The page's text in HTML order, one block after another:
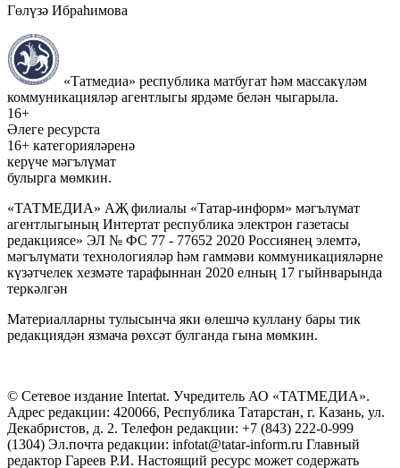
Гөлүзә Ибраһимова
«Татмедиа» республика матбугат һәм массакүләм
коммуникацияләр агентлыгы ярдәме белән чыгарыла.
16+
Әлеге ресурста
16+ категорияләренә
керүче мәгълүмат
булырга мөмкин.
«ТАТМЕДИА» АҖ филиалы «Татар-информ» мәгълүмат
агентлыгының Интертат республика электрон газетасы
редакциясе» ЭЛ № ФС 77 - 77652 2020 Россиянең элемтә,
мәгълүмати технологияләр һәм гаммәви коммуникацияләрне
күзәтчелек хезмәте тарафыннан 2020 елның 17 гыйнварында
теркәлгән
Материалларны тулысынча яки өлешчә куллану бары тик
редакциядән язмача рөхсәт булганда гына мөмкин.
© Сетевое издание Intertat. Учредитель АО «ТАТМЕДИА».
Адрес редакции: 420066, Республика Татарстан, г. Казань, ул.
Декабристов, д. 2. Телефон редакции: +7 (843) 222-0-999
(1304) Эл.почта редакции: infotat@tatar-inform.ru Главный
редактор Гареев Р.И. Настоящий ресурс может содержать